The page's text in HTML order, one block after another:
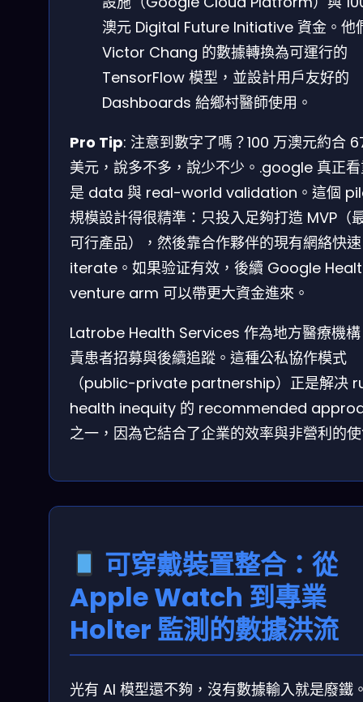
澳元 Digital Future Initiative 資金。他
Victor Chang 的數據轉換為可運行的
TensorFlow 模型，並設計用戶友好的
Dashboards 給鄉村醫師使用。
Pro Tip: 注意到數字了嗎？100 万澳元約合
美元，說多不多，說少不少。.google 真正
是 data 與 real-world validation。這個
規模設計得很精準：只投入足夠打造 MVP（
可行產品），然後靠合作夥伴的現有網絡快速
iterate。如果验证有效，後續 Google
venture arm 可以帶更大資金進來。
Latrobe Health Services 作為地方醫療機
責患者招募與後續追蹤。這種公私協作模式
（public-private partnership）正是解决
health inequity 的 recommended
之一，因為它結合了企業的效率與非營利的
可穿戴裝置整合：從
Apple Watch 到專業
Holter 監測的數據洪流
光有 AI 模型還不夠，沒有數據輸入就是廢鐵